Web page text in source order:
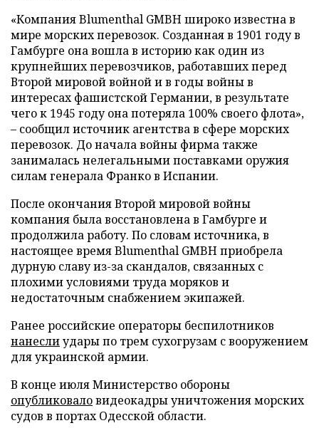
«Компания Blumenthal GMBH широко известна в
мире морских перевозок. Созданная в 1901 году в
Гамбурге она вошла в историю как один из
крупнейших перевозчиков, работавших перед
Второй мировой войной и в годы войны в
интересах фашистской Германии, в результате
чего к 1945 году она потеряла 100% своего флота»,
– сообщил источник агентства в сфере морских
перевозок. До начала войны фирма также
занималась нелегальными поставками оружия
силам генерала Франко в Испании.
После окончания Второй мировой войны
компания была восстановлена в Гамбурге и
продолжила работу. По словам источника, в
настоящее время Blumenthal GMBH приобрела
дурную славу из-за скандалов, связанных с
плохими условиями труда моряков и
недостаточным снабжением экипажей.
Ранее российские операторы беспилотников
нанеслиудары по трем сухогрузам с вооружением
для украинской армии.
В конце июля Министерство обороны
опубликоваловидеокадры уничтожения морских
судов в портах Одесской области.